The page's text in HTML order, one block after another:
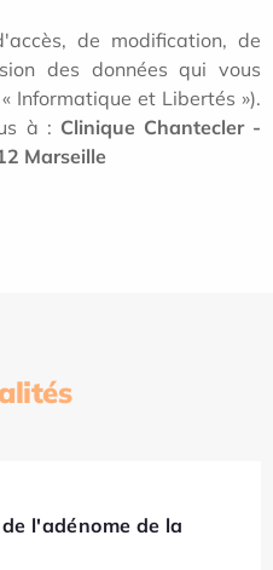
de modification, de
des données qui vous
Informatique et Libertés »).
à : Clinique Chantecler -
Marseille
l'adénome de la